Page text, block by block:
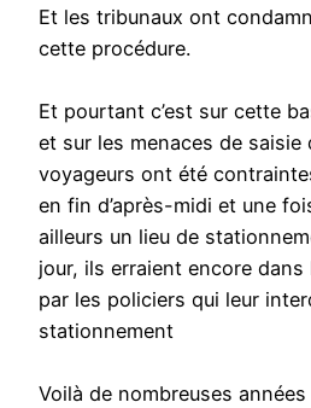
Et les tribunaux ont
cette procédure.
Et pourtant c’est sur cette
et sur les menaces de saisie
voyageurs ont été
en fin d’après-midi et une
ailleurs un lieu de
jour, ils erraient encore
par les policiers qui leur
stationnement
Voilà de nombreuses années